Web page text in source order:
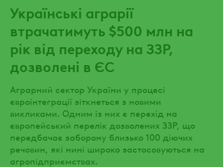
Українські аграрії
втрачатимуть $500 млн на
рік від переходу на ЗЗР,
дозволені в ЄС
Аграрний сектор України у процесі
євроінтеграції зіткнеться з новими
викликами. Одним із них є перехід на
європейський перелік дозволених ЗЗР, що
передбачає заборону близько 100 діючих
речовин, які нині широко застосовуються на
агропідприємствах.